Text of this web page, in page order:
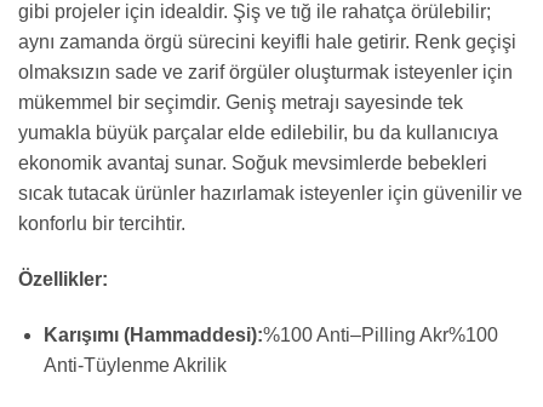
gibi projeler için idealdir. Şiş ve tığ ile rahatça örülebilir;
aynı zamanda örgü sürecini keyifli hale getirir. Renk geçişi
olmaksızın sade ve zarif örgüler oluşturmak isteyenler için
mükemmel bir seçimdir. Geniş metrajı sayesinde tek
yumakla büyük parçalar elde edilebilir, bu da kullanıcıya
ekonomik avantaj sunar. Soğuk mevsimlerde bebekleri
sıcak tutacak ürünler hazırlamak isteyenler için güvenilir ve
konforlu bir tercihtir.
Özellikler:
Karışımı (Hammaddesi):%100Anti–Pilling Akr%100
Anti-Tüylenme Akrilik